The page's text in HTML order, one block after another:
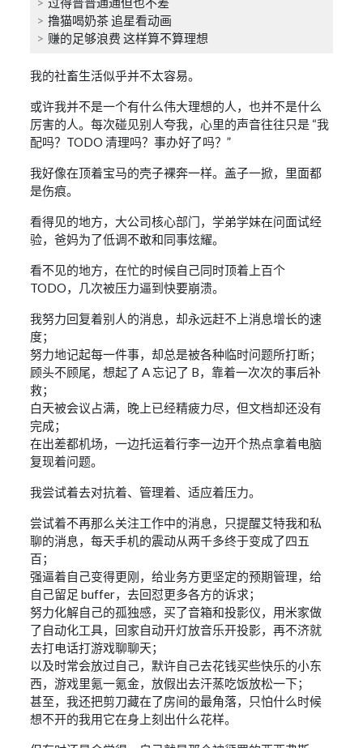
撸猫喝奶茶 追星看动画
赚的足够浪费 这样算不算理想
我的社畜生活似乎并不太容易。
或许我并不是一个有什么伟大理想的人，也并不是什么
厉害的人。每次碰见别人夸我，心里的声音往往只是 “我
配吗？TODO 清理吗？事办好了吗？”
我好像在顶着宝马的壳子裸奔一样。盖子一掀，里面都
是伤痕。
看得见的地方，大公司核心部门，学弟学妹在问面试经
验，爸妈为了低调不敢和同事炫耀。
看不见的地方，在忙的时候自己同时顶着上百个
TODO，几次被压力逼到快要崩溃。
我努力回复着别人的消息，却永远赶不上消息增长的速
度；
努力地记起每一件事，却总是被各种临时问题所打断；
顾头不顾尾，想起了 A 忘记了 B，靠着一次次的事后补
救；
白天被会议占满，晚上已经精疲力尽，但文档却还没有
完成；
在出差都机场，一边托运着行李一边开个热点拿着电脑
复现着问题。
我尝试着去对抗着、管理着、适应着压力。
尝试着不再那么关注工作中的消息，只提醒艾特我和私
聊的消息，每天手机的震动从两千多终于变成了四五
百；
强逼着自己变得更刚，给业务方更坚定的预期管理，给
自己留足 buffer，去回怼更多各方的诉求；
努力化解自己的孤独感，买了音箱和投影仪，用米家做
了自动化工具，回家自动开灯放音乐开投影，再不济就
去打电话打游戏聊聊天；
以及时常会放过自己，默许自己去花钱买些快乐的小东
西，游戏里氪一氪金，放假出去汗蒸吃饭放松一下；
甚至，我还把剪刀藏在了房间的最角落，只怕什么时候
想不开的我用它在身上刻出什么花样。